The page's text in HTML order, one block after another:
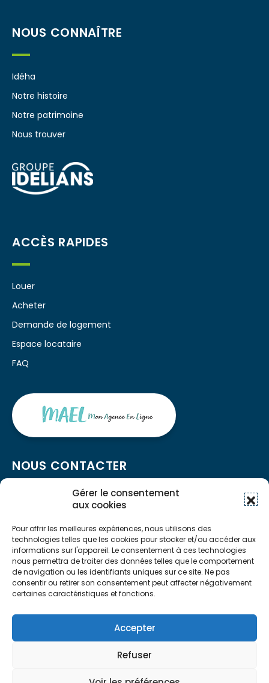
Gérer le consentement
aux cookies
Pour offrir les meilleures expériences, nous utilisons des
technologies telles que les cookies pour stocker et/ou accéder aux
informations sur l'appareil. Le consentement à ces technologies
nous permettra de traiter des données telles que le comportement
de navigation ou les identifiants uniques sur ce site. Ne pas
consentir ou retirer son consentement peut affecter négativement
certaines caractéristiques et fonctions.
Accepter
Refuser
NOUS CONNAÎTRE
Idéha
Notre histoire
Notre patrimoine
Nous trouver
ACCÈS RAPIDES
Louer
Acheter
Demande de logement
Espace locataire
FAQ
NOUS CONTACTER
03 81 99 27 27
Ouvert du lundi au vendredi de 9h00 à 12h00 et de
13h30 à 16h00
NOUS CONTACTER
Copyright © 2025 Idéha - Tous droits réservés -
- Mentions légales
- RGPD
- Cookies